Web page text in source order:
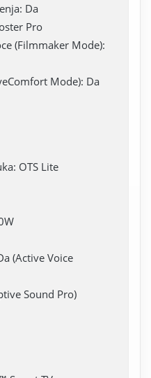
Da
Pro
(Filmmaker Mode):
Mode): Da
OTS Lite
(Active Voice
Sound Pro)